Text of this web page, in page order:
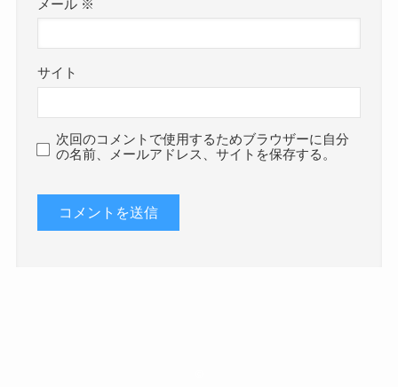
メール ※
サイト
次回のコメントで使用するためブラウザーに自分
の名前、メールアドレス、サイトを保存する。